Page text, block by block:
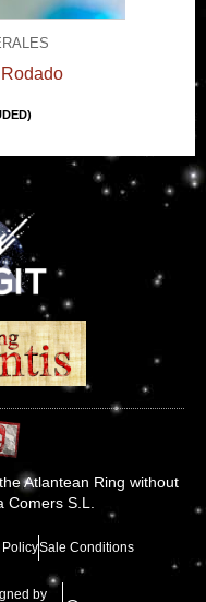
Atlantean Ring without
Comers S.L.
Sale Conditions
by